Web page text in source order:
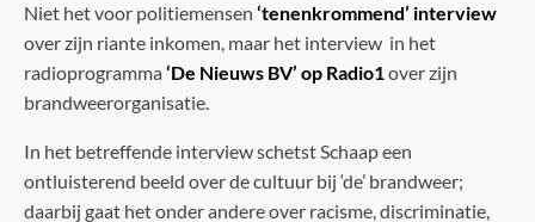
Niet het voor politiemensen ‘tenenkrommend’ interview
over zijn riante inkomen, maar het interview in het
radioprogramma‘De Nieuws BV’ op Radio1over zijn
brandweerorganisatie.
In het betreffende interview schetst Schaap een
ontluisterend beeld over de cultuur bij ‘de’ brandweer;
daarbij gaat het onder andere over racisme, discriminatie,